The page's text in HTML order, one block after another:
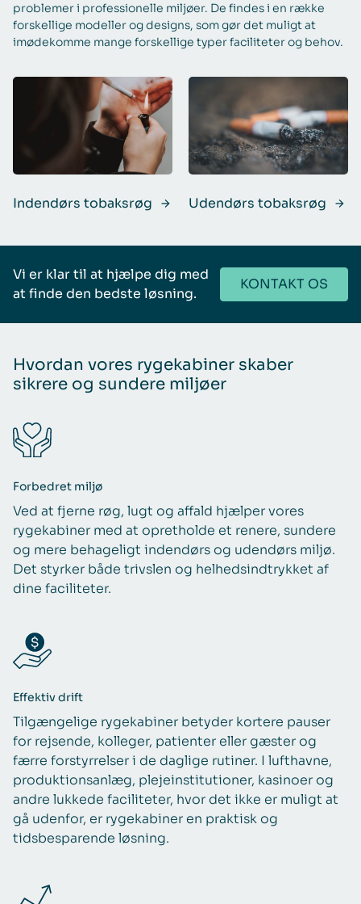
problemer i professionelle miljøer. De findes i en række
forskellige modeller og designs, som gør det muligt at
imødekomme mange forskellige typer faciliteter og behov.
Indendørs tobaksrøg Udendørs tobaksrøg
Vi er klar til at hjælpe dig med
at finde den bedste løsning.
KONTAKT OS
Hvordan vores rygekabiner skaber
sikrere og sundere miljøer
Forbedret miljø
Ved at fjerne røg, lugt og affald hjælper vores
rygekabiner med at opretholde et renere, sundere
og mere behageligt indendørs og udendørs miljø.
Det styrker både trivslen og helhedsindtrykket af
dine faciliteter.
Effektiv drift
Tilgængelige rygekabiner betyder kortere pauser
for rejsende, kolleger, patienter eller gæster og
færre forstyrrelser i de daglige rutiner. I lufthavne,
produktionsanlæg, plejeinstitutioner, kasinoer og
andre lukkede faciliteter, hvor det ikke er muligt at
gå udenfor, er rygekabiner en praktisk og
tidsbesparende løsning.